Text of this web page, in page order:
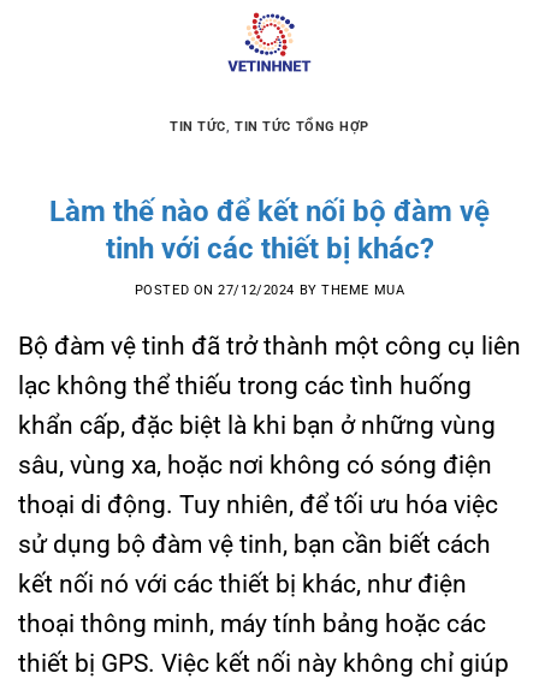
TIN TỨC,TIN TỨC TỔNG HỢP
Làm thế nào để kết nối bộ đàm vệ
tinh với các thiết bị khác?
POSTED ON27/12/2024 BYTHEME MUA
Bộ đàm vệ tinh đã trở thành một công cụ liên
lạc không thể thiếu trong các tình huống
khẩn cấp, đặc biệt là khi bạn ở những vùng
sâu, vùng xa, hoặc nơi không có sóng điện
thoại di động. Tuy nhiên, để tối ưu hóa việc
sử dụng bộ đàm vệ tinh, bạn cần biết cách
kết nối nó với các thiết bị khác, như điện
thoại thông minh, máy tính bảng hoặc các
thiết bị GPS. Việc kết nối này không chỉ giúp